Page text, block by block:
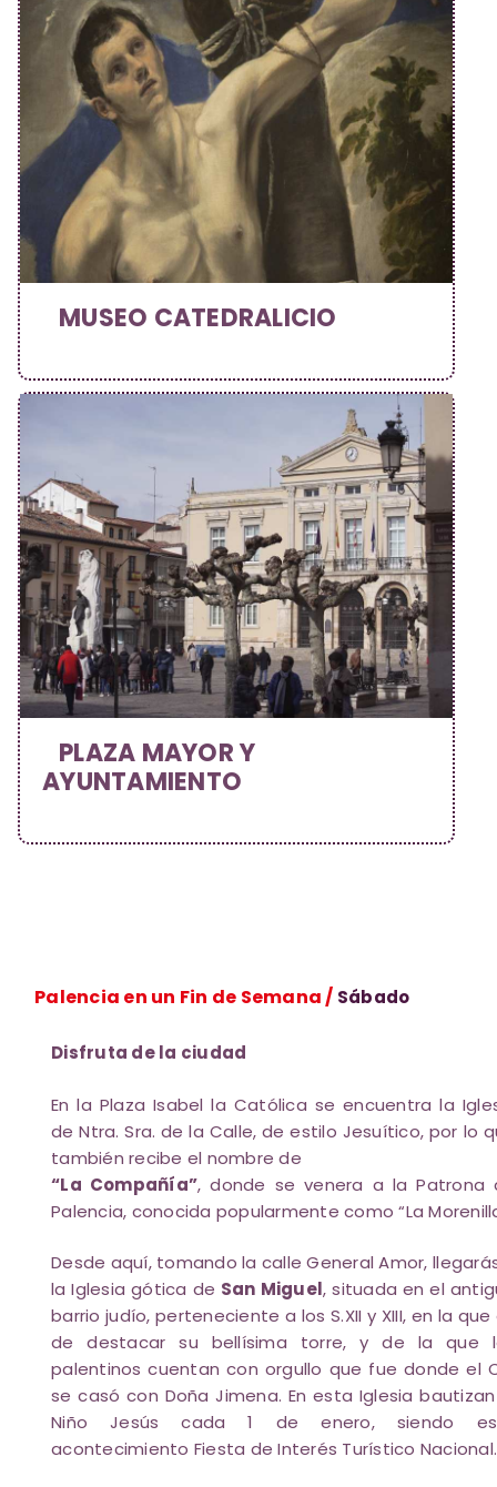
MUSEO CATEDRALICIO
PLAZA MAYOR Y
AYUNTAMIENTO
Palencia en un Fin de Semana / Sábado
Disfruta de la ciudad
En la Plaza Isabel la Católica se encuentra la
de Ntra. Sra. de la Calle, de estilo Jesuítico, por lo
también recibe el nombre de
“La Compañía”, donde se venera a la Patrona
Palencia, conocida popularmente como “La
Desde aquí, tomando la calle General Amor,
la Iglesia gótica de San Miguel, situada en el
barrio judío, perteneciente a los S.XII y XIII, en la que
de destacar su bellísima torre, y de la que
palentinos cuentan con orgullo que fue donde el
se casó con Doña Jimena. En esta Iglesia
Niño Jesús cada 1 de enero, siendo
acontecimiento Fiesta de Interés Turístico Nacional.